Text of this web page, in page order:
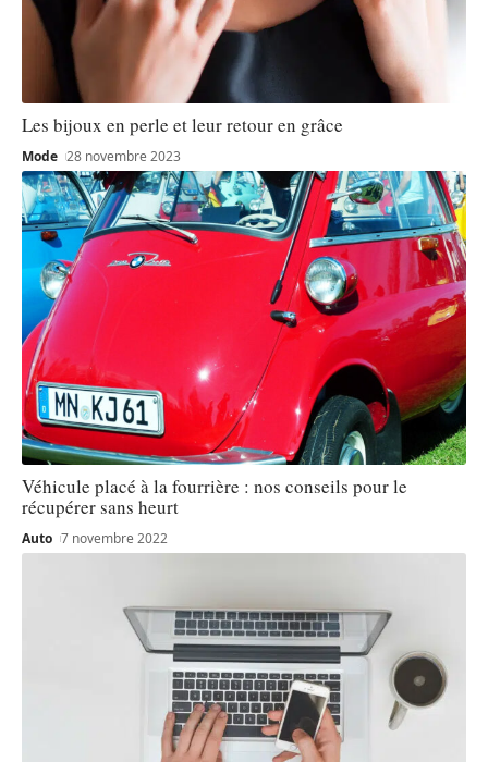
Les bijoux en perle et leur retour en grâce
Mode 28 novembre 2023
Véhicule placé à la fourrière : nos conseils pour le
récupérer sans heurt
Auto 7 novembre 2022